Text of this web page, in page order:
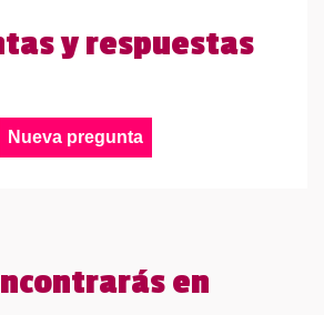
y respuestas
Nueva pregunta
en